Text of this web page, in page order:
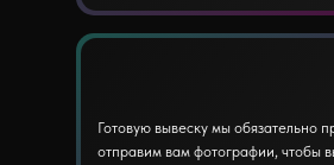
Готовую вывеску мы обязательно
отправим вам фотографии, чтобы